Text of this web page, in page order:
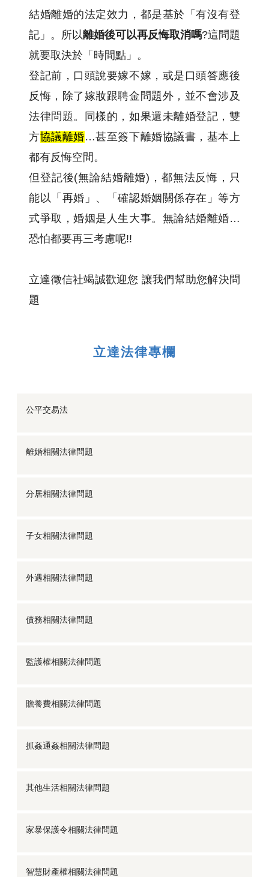
結婚離婚的法定效力，都是基於「有沒有登
記」。所以離婚後可以再反悔取消嗎?這問題
就要取決於「時間點」。
登記前，口頭說要嫁不嫁，或是口頭答應後
反悔，除了嫁妝跟聘金問題外，並不會涉及
法律問題。同樣的，如果還未離婚登記，雙
方協議離婚…甚至簽下離婚協議書，基本上
都有反悔空間。
但登記後(無論結婚離婚)，都無法反悔，只
能以「再婚」、「確認婚姻關係存在」等方
式爭取，婚姻是人生大事。無論結婚離婚…
恐怕都要再三考慮呢!!
立達徵信社竭誠歡迎您 讓我們幫助您解決問
題
立達法律專欄
公平交易法
離婚相關法律問題
分居相關法律問題
子女相關法律問題
外遇相關法律問題
債務相關法律問題
監護權相關法律問題
贍養費相關法律問題
抓姦通姦相關法律問題
其他生活相關法律問題
家暴保護令相關法律問題
智慧財產權相關法律問題